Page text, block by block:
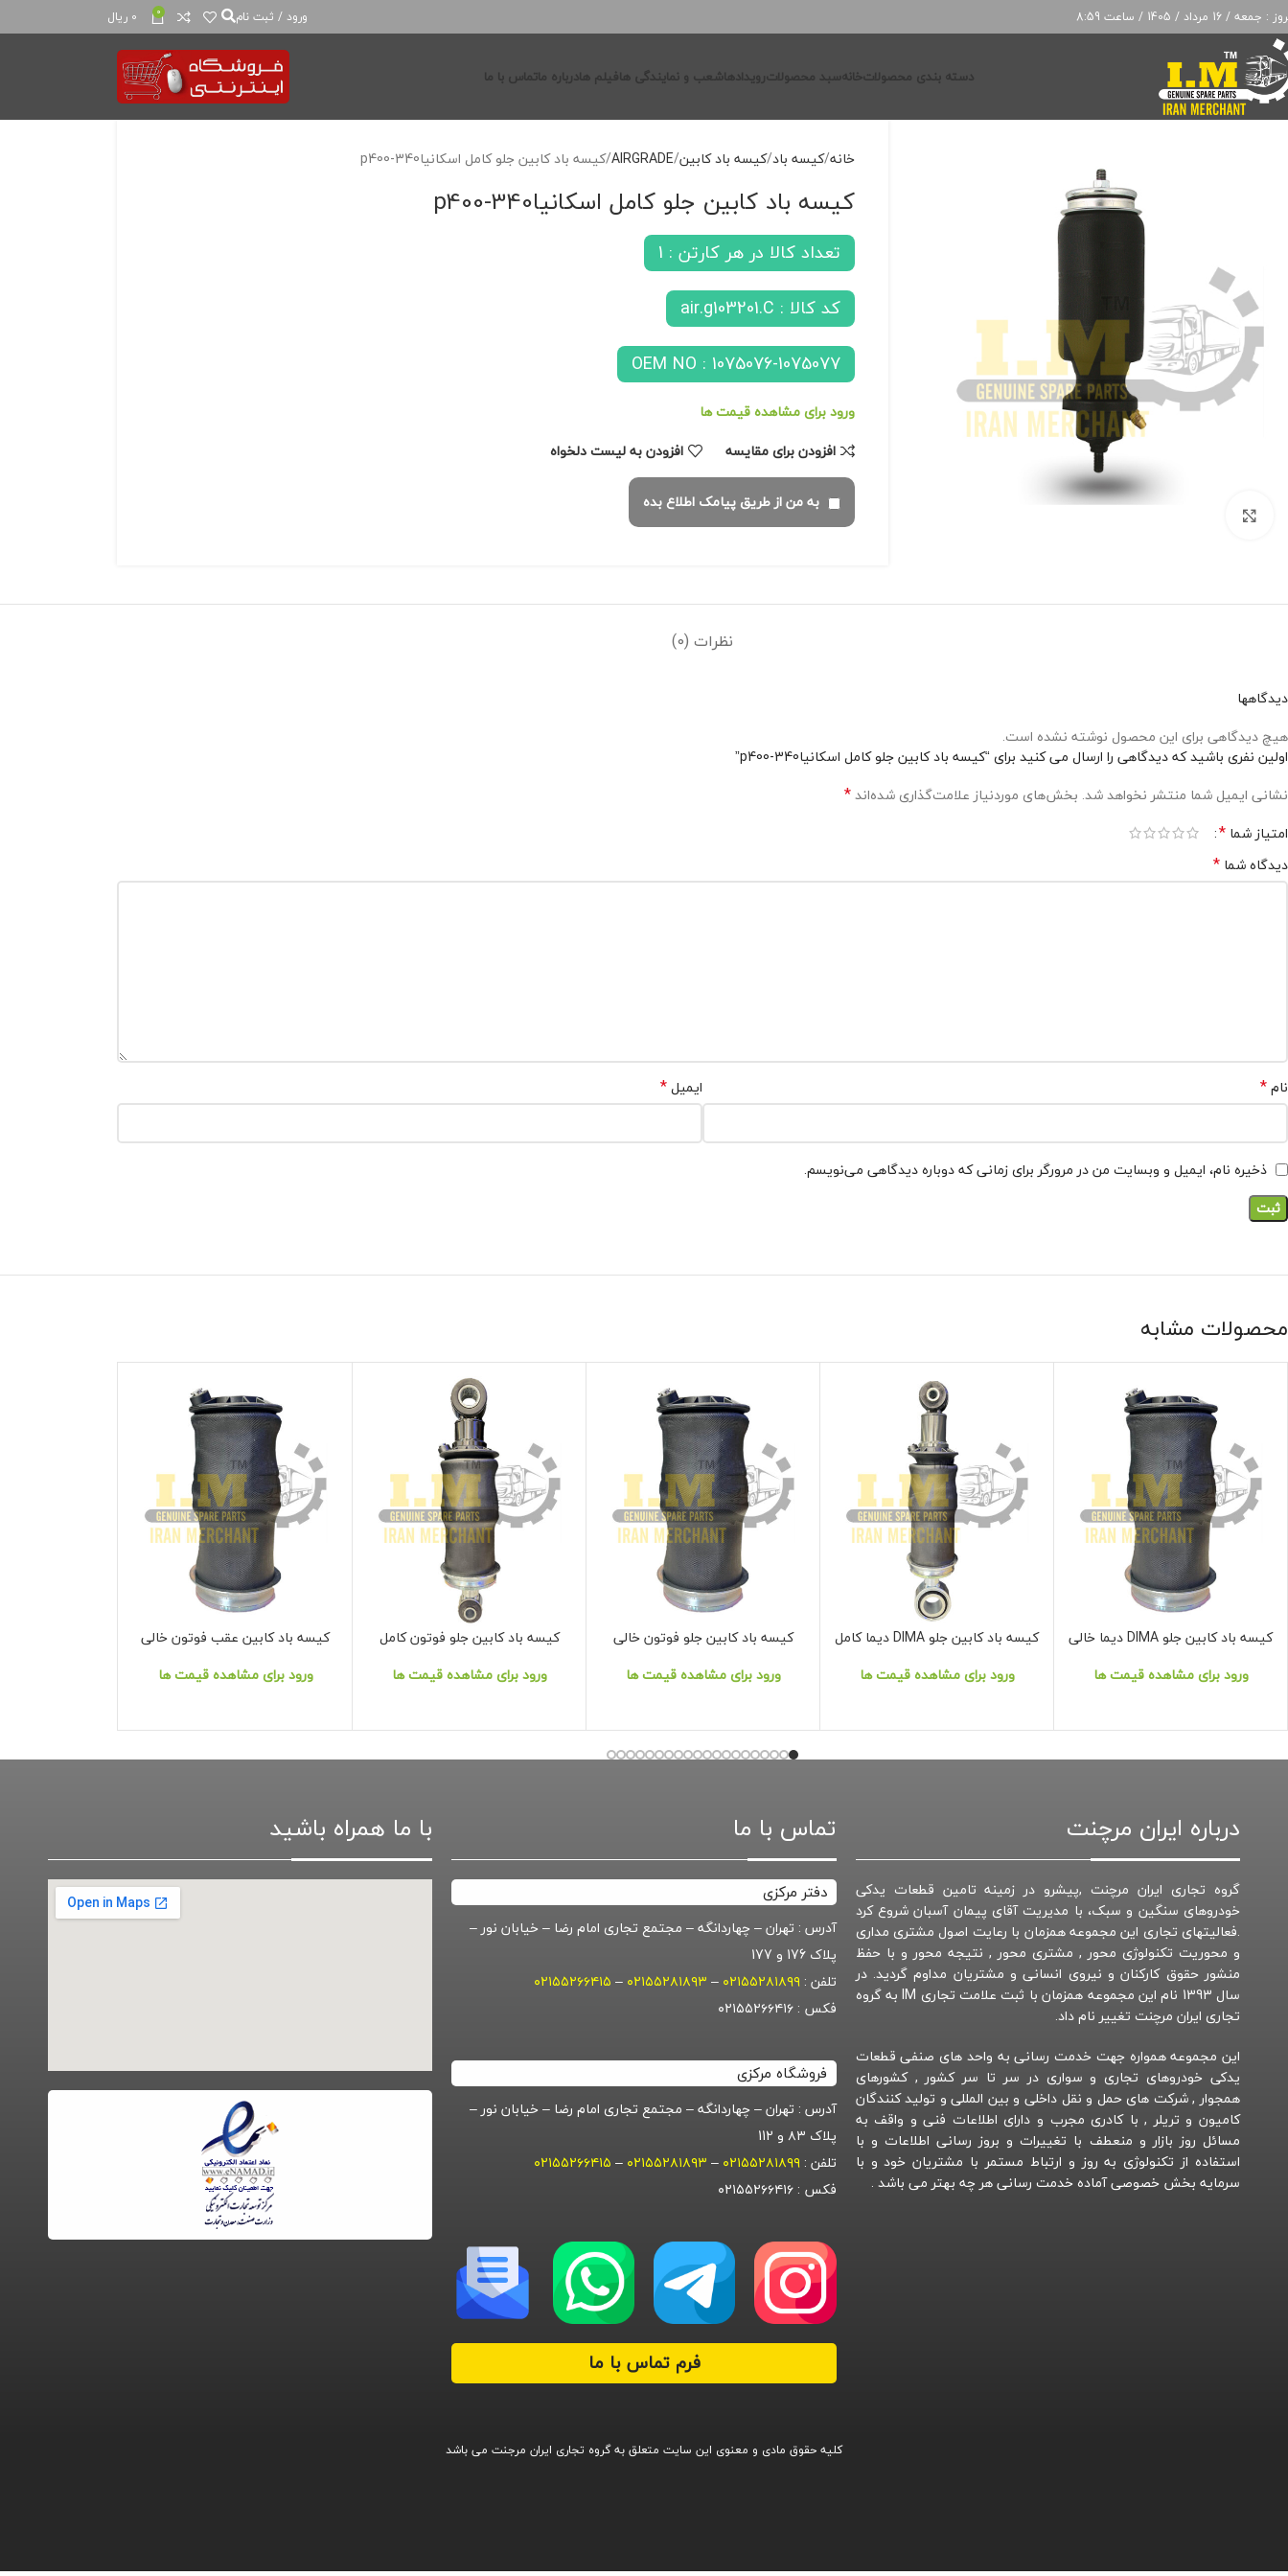
جمعه / 16 مرداد / 1405 / ساعت 8:59 ورود / ثبت نام 0
0 ریال
دسته بندی محصولاتخانهسبد محصولاترویدادهاشعب و نمایندگی هافیلم هادرباره ماتماس با ما
خانه کیسه باد کیسه باد کابین AIRGRADE کیسه باد کابین جلو کامل اسکانیا340-p400
کیسه باد کابین جلو کامل اسکانیا340-p400
تعداد کالا در هر کارتن : 1
کد کالا : air.g103201.C
OEM NO : 1075076-1075077
ورود برای مشاهده قیمت ها
افزودن برای مقایسه
افزودن به لیست دلخواه
به من از طریق پیامک اطلاع بده
نظرات (0)
دیدگاهها
هیچ دیدگاهی برای این محصول نوشته نشده است.
اولین نفری باشید که دیدگاهی را ارسال می کنید برای “کیسه باد کابین جلو کامل اسکانیا340-p400”
نشانی ایمیل شما منتشر نخواهد شد. بخش‌های موردنیاز علامت‌گذاری شده‌اند*
امتیاز شما *
دیدگاه شما *
نام* ایمیل*
ذخیره نام، ایمیل و وبسایت من در مرورگر برای زمانی که دوباره دیدگاهی می‌نویسم.
محصولات مشابه
نمایش محصول
کیسه باد کابین جلو DIMA دیما خالی
ورود برای مشاهده قیمت ها
نمایش محصول
کیسه باد کابین جلو DIMA دیما کامل
ورود برای مشاهده قیمت ها
نمایش محصول
کیسه باد کابین جلو فوتون خالی
ورود برای مشاهده قیمت ها
نمایش محصول
کیسه باد کابین جلو فوتون کامل
ورود برای مشاهده قیمت ها
نمایش محصول
کیسه باد کابین عقب فوتون خالی
ورود برای مشاهده قیمت ها
درباره ایران مرچنت
گروه تجاری ایران مرچنت ,پیشرو در زمینه تامین قطعات یدکی
خودروهای سنگین و سبک، با مدیریت آقای پیمان آسبان شروع کرد
.فعالیتهای تجاری این مجموعه همزمان با رعایت اصول مشتری مداری
و محوریت تکنولوژی محور , مشتری محور , نتیجه محور و با حفظ
منشور حقوق کارکنان و نیروی انسانی و مشتریان مداوم گردید. در
سال 1393 نام این مجموعه همزمان با ثبت علامت تجاری IM به گروه
تجاری ایران مرچنت تغییر نام داد.
این مجموعه همواره جهت خدمت رسانی به واحد های صنفی قطعات
یدکی خودروهای تجاری و سواری در سر تا سر کشور , کشورهای
همجوار , شرکت های حمل و نقل داخلی و بین المللی و تولید کنندگان
کامیون و تریلر , با کادری مجرب و دارای اطلاعات فنی و واقف به
مسائل روز بازار و منعطف با تغییرات و بروز رسانی اطلاعات و با
استفاده از تکنولوژی به روز و ارتباط مستمر با مشتریان خود و با
سرمایه بخش خصوصی آماده خدمت رسانی هر چه بهتر می باشد .
تماس با ما
دفتر مرکزی
آدرس : تهران – چهاردانگه – مجتمع تجاری امام رضا – خیابان نور –
پلاک 176 و 177
تلفن : ۰۲۱۵۵۲۸۱۸۹۹ – ۰۲۱۵۵۲۸۱۸۹۳ – ۰۲۱۵۵۲۶۶۴۱۵
فکس : ۰۲۱۵۵۲۶۶۴۱۶
فروشگاه مرکزی
آدرس : تهران – چهاردانگه – مجتمع تجاری امام رضا – خیابان نور –
پلاک ۸۳ و 112
تلفن : ۰۲۱۵۵۲۸۱۸۹۹ – ۰۲۱۵۵۲۸۱۸۹۳ – ۰۲۱۵۵۲۶۶۴۱۵
فکس : ۰۲۱۵۵۲۶۶۴۱۶
فرم تماس با ما
با ما همراه باشید
کلیه حقوق مادی و معنوی این سایت متعلق به گروه تجاری ایران مرجنت می باشد